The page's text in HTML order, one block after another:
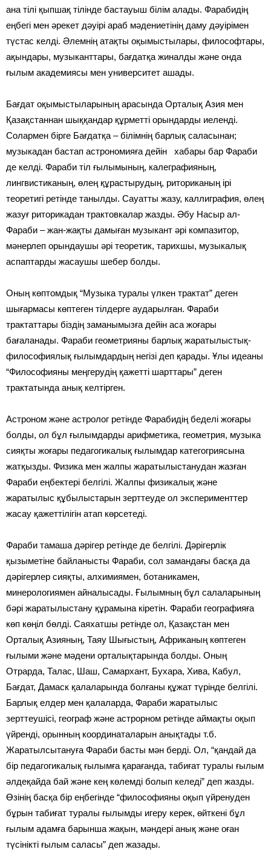
ана тілі қыпшақ тілінде бастауыш білім алады. Фарабидің
еңбегі мен әрекет дәуірі араб мәдениетінің даму дәуірімен
түстас келді. Әлемнің атақты оқымыстылары, философтары,
ақындары, музыканттары, бағдатқа жиналды және онда
ғылым академиясы мен университет ашады.
Бағдат оқымыстыларының арасында Орталық Азия мен
Қазақстаннан шыққандар құрметті орындарды иеленді.
Солармен бірге Бағдатқа – білімнің барлық саласынан;
музыкадан бастап астрономияға дейін хабары бар Фараби
де келді. Фараби тіл ғылымының, калеграфияның,
лингвистиканың, өлең құрастырудың, риториканың ірі
теоретигі ретінде танылды. Сауатты жазу, каллиграфия, өлең
жазуғ риторикадан трактовкалар жазды. Әбу Насыр ал-
Фараби – жан-жақты дамыған музыкант әрі компазитор,
мәнерлеп орындаушы әрі теоретик, тарихшы, музыкалық
аспаптарды жасаушы шебер болды.
Оның көптомдық “Музыка туралы үлкен трактат” деген
шығармасы көптеген тілдерге аударылған. Фараби
трактаттары біздің заманымызға дейін аса жоғары
бағаланады. Фараби геометрияны барлық жаратылыстық-
философиялық ғылымдардың негізі деп қарады. Ұлы идеаны
“Философияны меңгерудің қажетті шарттары” деген
трактатында анық келтірген.
Астроном және астролог ретінде Фарабидің беделі жоғары
болды, ол бұл ғылымдарды арифметика, геометрия, музыка
сияқты жоғары педагогикалық ғылымдар категогриясына
жатқызды. Физика мен жалпы жаратылыстанудан жазған
Фараби еңбектері белгілі. Жалпы физикалық және
жаратылыс құбылыстарын зерттеуде ол эксперименттер
жасау қажеттілігін атап көрсетеді.
Фараби тамаша дәрігер ретінде де белгілі. Дәрігерлік
қызыметіне байланысты Фараби, сол замандағы басқа да
дәрігерлер сияқты, алхимиямен, ботаникамен,
минерологиямен айналысады. Ғылымның бұл салаларының
бәрі жаратылыстану құрамына кіретін. Фараби географияға
көп көңіл бөлді. Саяхатшы ретінде ол, Қазақстан мен
Орталық Азияның, Таяу Шығыстың, Африканың көптеген
ғылыми және мәдени орталықтарында болды. Оның
Отрарда, Талас, Шаш, Самархант, Бухара, Хива, Кабул,
Бағдат, Дамаск қалаларында болғаны құжат түрінде белгілі.
Барлық елдер мен қалаларда, Фараби жаратылыс
зерттеушісі, географ және астрорном ретінде аймақты оқып
үйренді, орынның координаталарын анықтады т.б.
Жаратылсытануға Фараби басты мән берді. Ол, “қандай да
бір педагогикалық ғылымға қарағанда, табиғат туралы ғылым
әлдеқайда бай және кең көлемді болып келеді” деп жазды.
Өзінің басқа бір еңбегінде “философияны оқып үйренуден
бұрын табиғат туралы ғылымды игеру керек, өйткені бұл
ғылым адамға барынша жақын, мәндері анық және оған
түсінікті ғылым саласы” деп жазады.